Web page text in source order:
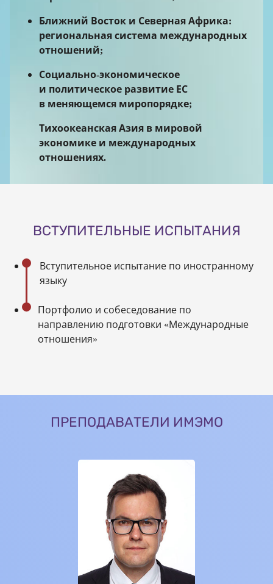
Ближний Восток и Северная Африка:
региональная система международных
отношений;
Социально-экономическое
и политическое развитие ЕС
в меняющемся миропорядке;
Тихоокеанская Азия в мировой
экономике и международных
отношениях.
ВСТУПИТЕЛЬНЫЕ ИСПЫТАНИЯ
Вступительное испытание по иностранному
языку
Портфолио и собеседование по
направлению подготовки «Международные
отношения»
ПРЕПОДАВАТЕЛИ ИМЭМО